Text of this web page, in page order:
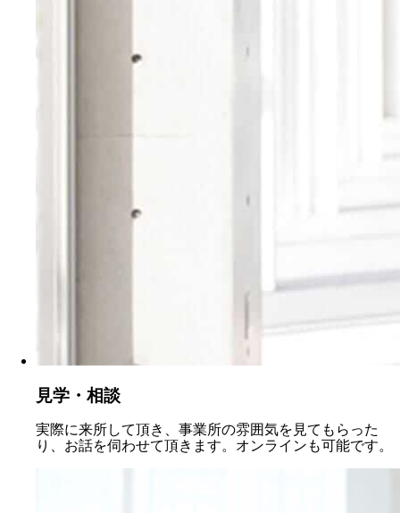
見学・相談
実際に来所して頂き、事業所の雰囲気を見てもらった
り、お話を伺わせて頂きます。オンラインも可能です。